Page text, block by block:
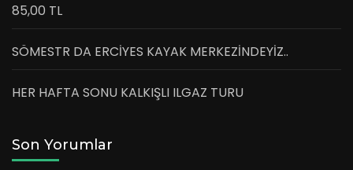
85,00 TL
SÖMESTR DA ERCİYES KAYAK MERKEZİNDEYİZ..
HER HAFTA SONU KALKIŞLI ILGAZ TURU
Son Yorumlar